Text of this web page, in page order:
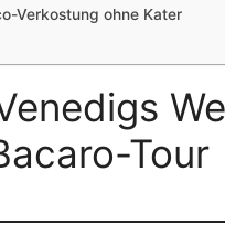
Verkostung ohne Kater
Tour